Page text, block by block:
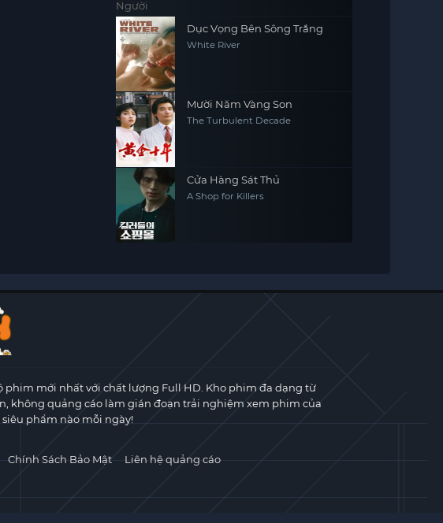
Dục Vọng Bên Sông Trắng
White River
Mười Năm Vàng Son
The Turbulent Decade
Cửa Hàng Sát Thủ
A Shop for Killers
phim mới nhất với chất lượng Full HD. Kho phim đa dạng từ
không quảng cáo làm gián đoạn trải nghiệm xem phim của
phẩm nào mỗi ngày!
Chính Sách Bảo Mật Liên hệ quảng cáo